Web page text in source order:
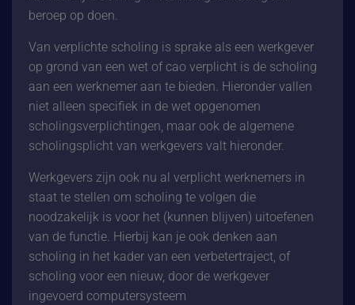
beroep op doen.
Van verplichte scholing is sprake als een werkgever
op grond van een wet of cao verplicht is de scholing
aan een werknemer aan te bieden. Hieronder vallen
niet alleen specifiek in de wet opgenomen
scholingsverplichtingen, maar ook de algemene
scholingsplicht van werkgevers valt hieronder.
Werkgevers zijn ook nu al verplicht werknemers in
staat te stellen om scholing te volgen die
noodzakelijk is voor het (kunnen blijven) uitoefenen
van de functie. Hierbij kan je ook denken aan
scholing in het kader van een verbetertraject, of
scholing voor een nieuw, door de werkgever
ingevoerd computersysteem